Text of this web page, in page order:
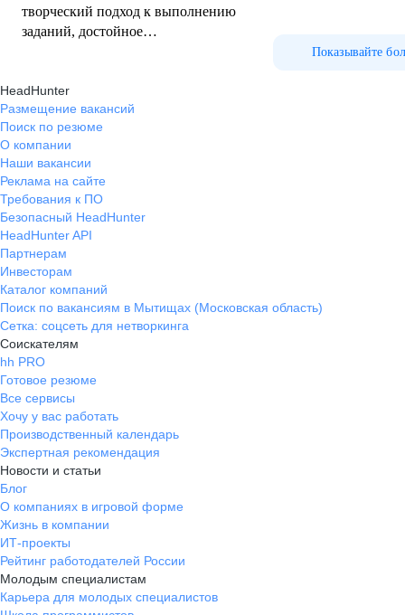
творческий подход к выполнению
заданий, достойное
Показывайте
HeadHunter
Размещение вакансий
Поиск по резюме
О компании
Наши вакансии
Реклама на сайте
Требования к ПО
Безопасный HeadHunter
HeadHunter API
Партнерам
Инвесторам
Каталог компаний
Поиск по вакансиям в Мытищах (Московская область)
Сетка: соцсеть для нетворкинга
Соискателям
hh PRO
Готовое резюме
Все сервисы
Хочу у вас работать
Производственный календарь
Экспертная рекомендация
Новости и статьи
Блог
О компаниях в игровой форме
Жизнь в компании
ИТ-проекты
Рейтинг работодателей России
Молодым специалистам
Карьера для молодых специалистов